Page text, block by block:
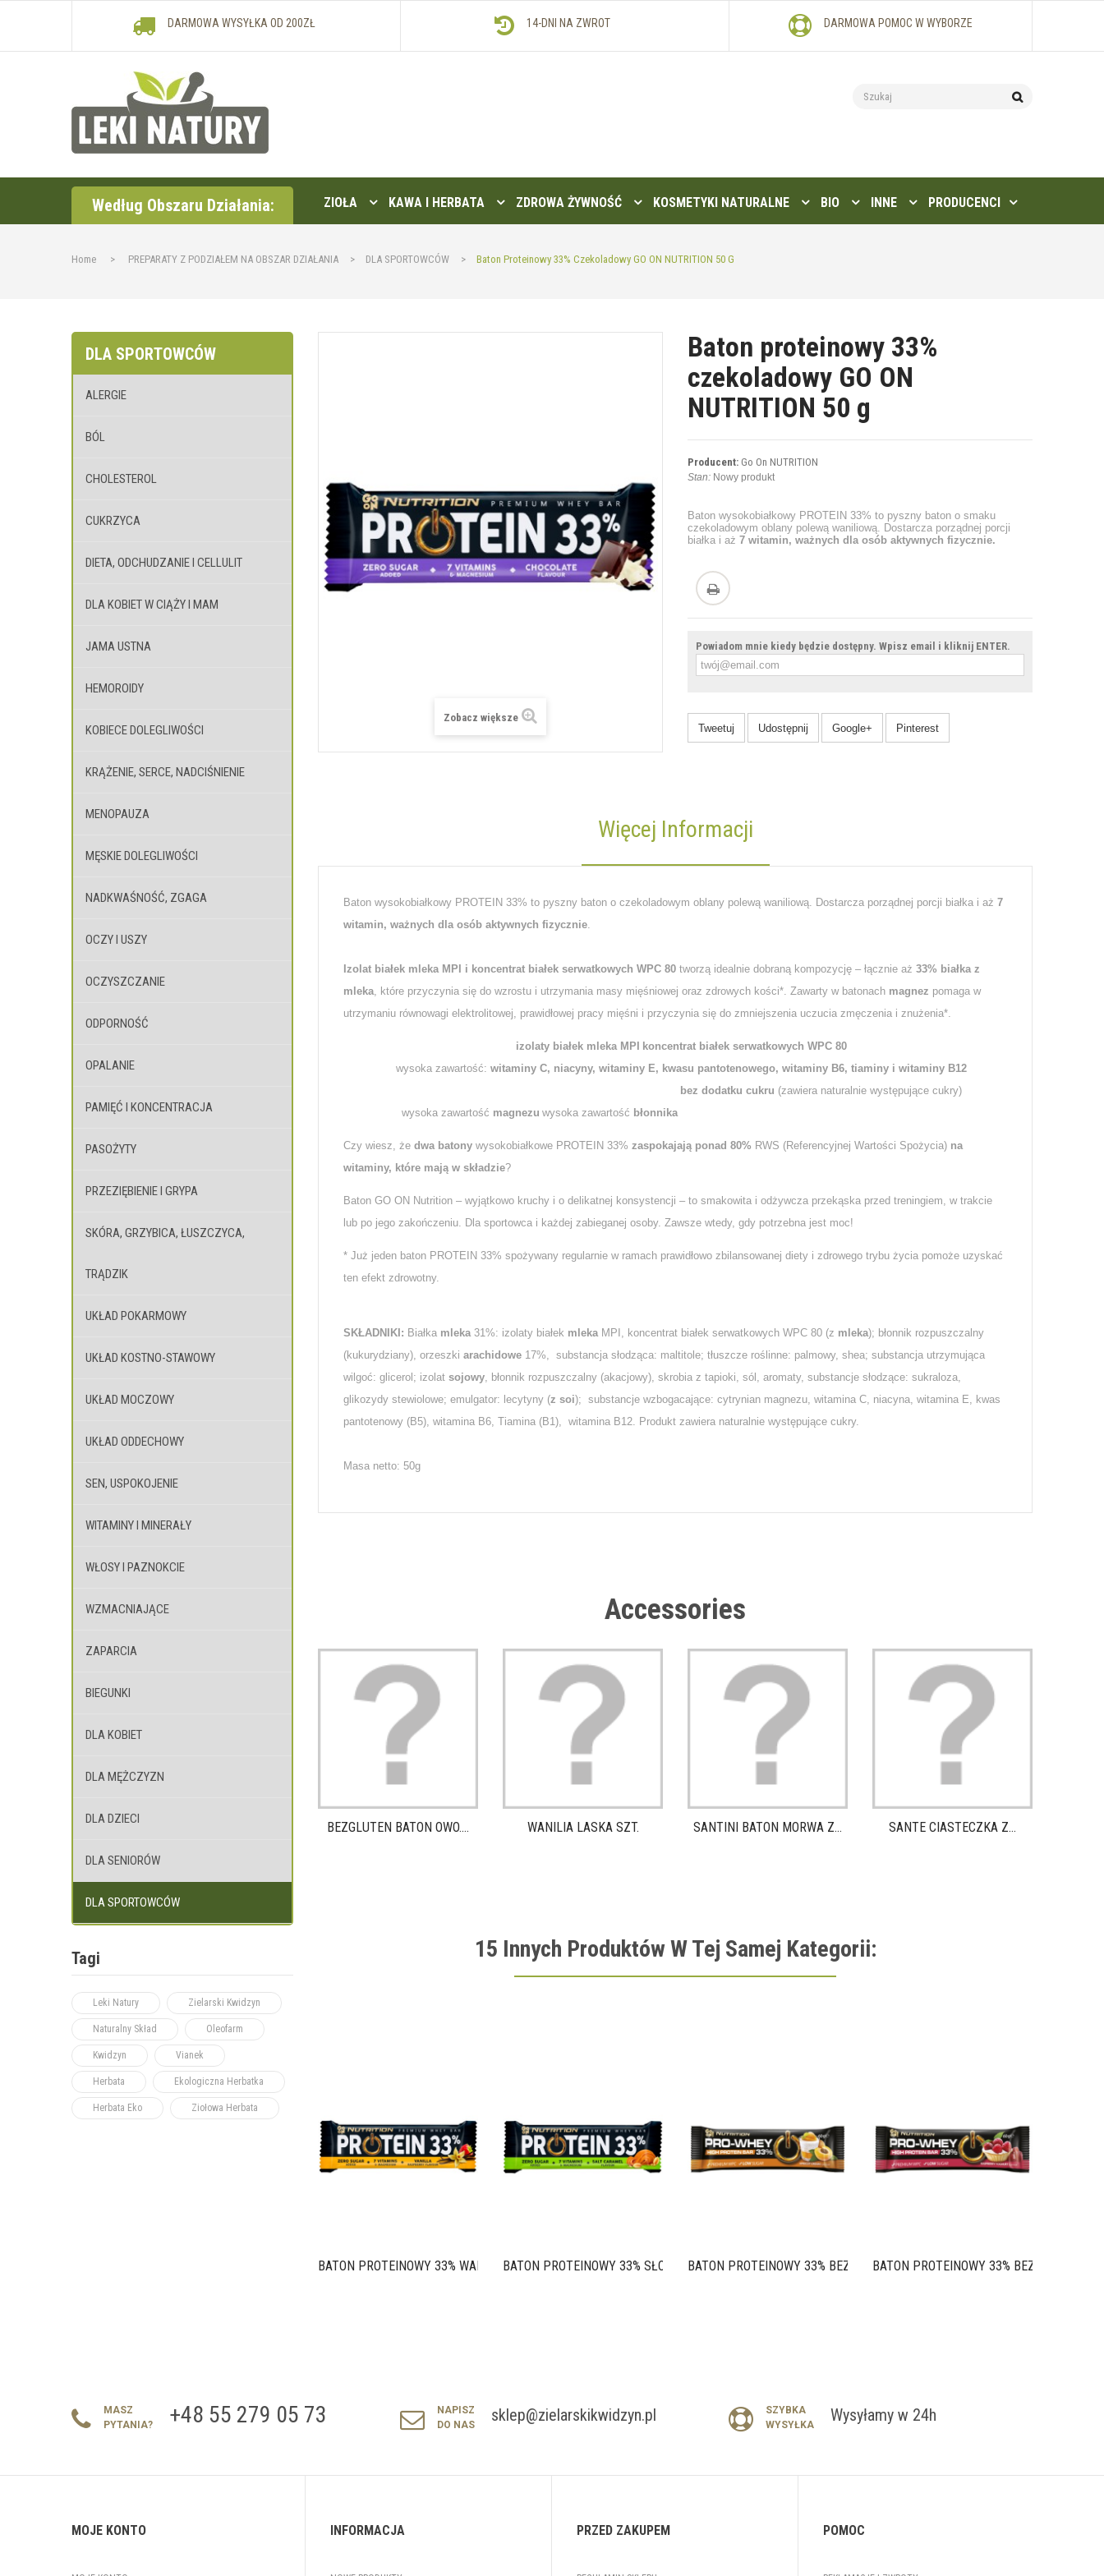
DARMOWA WYSYŁKA OD 200ZŁ 14-DNI NA ZWROT DARMOWA POMOC W WYBORZE
Według Obszaru Działania: ZIOŁA KAWA I HERBATA ZDROWA ŻYWNOŚĆ KOSMETYKI NATURALNE BIO INNE PRODUCENCI
Home > PREPARATY Z PODZIAŁEM NA OBSZAR DZIAŁANIA > DLA SPORTOWCÓW > Baton Proteinowy 33% Czekoladowy GO ON NUTRITION 50 G
DLA SPORTOWCÓW
ALERGIE
BÓL
CHOLESTEROL
CUKRZYCA
DIETA, ODCHUDZANIE I CELLULIT
DLA KOBIET W CIĄŻY I MAM
JAMA USTNA
HEMOROIDY
KOBIECE DOLEGLIWOŚCI
KRĄŻENIE, SERCE, NADCIŚNIENIE
MENOPAUZA
MĘSKIE DOLEGLIWOŚCI
NADKWAŚNOŚĆ, ZGAGA
OCZY I USZY
OCZYSZCZANIE
ODPORNOŚĆ
OPALANIE
PAMIĘĆ I KONCENTRACJA
PASOŻYTY
PRZEZIĘBIENIE I GRYPA
SKÓRA, GRZYBICA, ŁUSZCZYCA,
TRĄDZIK
UKŁAD POKARMOWY
UKŁAD KOSTNO-STAWOWY
UKŁAD MOCZOWY
UKŁAD ODDECHOWY
SEN, USPOKOJENIE
WITAMINY I MINERAŁY
WŁOSY I PAZNOKCIE
WZMACNIAJĄCE
ZAPARCIA
BIEGUNKI
DLA KOBIET
DLA MĘŻCZYZN
DLA DZIECI
DLA SENIORÓW
DLA SPORTOWCÓW
Tagi
Leki Natury Zielarski Kwidzyn
Naturalny Skład Oleofarm
Kwidzyn Vianek
Herbata Ekologiczna Herbatka
Herbata Eko Ziołowa Herbata
Zobacz większe
Baton proteinowy 33%
czekoladowy GO ON
NUTRITION 50 g
Producent: Go On NUTRITION
Stan: Nowy produkt
Baton wysokobiałkowy PROTEIN 33% to pyszny baton o smaku
czekoladowym oblany polewą waniliową. Dostarcza porządnej porcji
białka i aż 7 witamin, ważnych dla osób aktywnych fizycznie.
Powiadom mnie kiedy będzie dostępny. Wpisz email i kliknij ENTER.
Tweetuj Udostępnij Google+ Pinterest
Więcej Informacji
Baton wysokobiałkowy PROTEIN 33% to pyszny baton o czekoladowym oblany polewą waniliową. Dostarcza porządnej porcji białka i aż 7
witamin, ważnych dla osób aktywnych fizycznie.
Izolat białek mleka MPI i koncentrat białek serwatkowych WPC 80 tworzą idealnie dobraną kompozycję – łącznie aż 33% białka z
mleka, które przyczynia się do wzrostu i utrzymania masy mięśniowej oraz zdrowych kości*. Zawarty w batonach magnez pomaga w
utrzymaniu równowagi elektrolitowej, prawidłowej pracy mięśni i przyczynia się do zmniejszenia uczucia zmęczenia i znużenia*.
izolaty białek mleka MPI
koncentrat białek serwatkowych WPC 80
wysoka zawartość: witaminy C, niacyny, witaminy E, kwasu pantotenowego, witaminy B6, tiaminy i witaminy B12
wysoka zawartość magnezu wysoka zawartość błonnika
bez dodatku cukru (zawiera naturalnie występujące cukry)
Czy wiesz, że dwa batony wysokobiałkowe PROTEIN 33% zaspokajają ponad 80% RWS (Referencyjnej Wartości Spożycia) na
witaminy, które mają w składzie?
Baton GO ON Nutrition – wyjątkowo kruchy i o delikatnej konsystencji – to smakowita i odżywcza przekąska przed treningiem, w trakcie
lub po jego zakończeniu. Dla sportowca i każdej zabieganej osoby. Zawsze wtedy, gdy potrzebna jest moc!
* Już jeden baton PROTEIN 33% spożywany regularnie w ramach prawidłowo zbilansowanej diety i zdrowego trybu życia pomoże uzyskać
ten efekt zdrowotny.
SKŁADNIKI: Białka mleka31%: izolaty białek mleka MPI, koncentrat białek serwatkowych WPC 80 (z mleka); błonnik rozpuszczalny
(kukurydziany), orzeszki arachidowe 17%, substancja słodząca: maltitole; tłuszcze roślinne: palmowy, shea; substancja utrzymująca
wilgoć: glicerol; izolat sojowy, błonnik rozpuszczalny (akacjowy), skrobia z tapioki, sól, aromaty, substancje słodzące: sukraloza,
glikozydy stewiolowe; emulgator: lecytyny (z soi); substancje wzbogacające: cytrynian magnezu, witamina C, niacyna, witamina E, kwas
pantotenowy (B5), witamina B6, Tiamina (B1), witamina B12. Produkt zawiera naturalnie występujące cukry.
Masa netto: 50g
Accessories
BEZGLUTEN BATON OWO.... WANILIA LASKA SZT. SANTINI BATON MORWA Z... SANTE CIASTECZKA Z...
15 Innych Produktów W Tej Samej Kategorii:
BATON PROTEINOWY 33% WANILIA &...BATON PROTEINOWY 33% SŁONY... BATON PROTEINOWY 33% BEZ CUKRU...BATON PROTEINOWY 33% BEZ CUKRU...
MASZ
PYTANIA?
+48 55 279 05 73
NAPISZ
DO NAS
sklep@zielarskikwidzyn.pl
SZYBKA
WYSYŁKA
Wysyłamy w 24h
MOJE KONTO INFORMACJA PRZED ZAKUPEM POMOC